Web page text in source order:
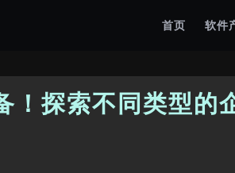
首页 软件
！探索不同类型的